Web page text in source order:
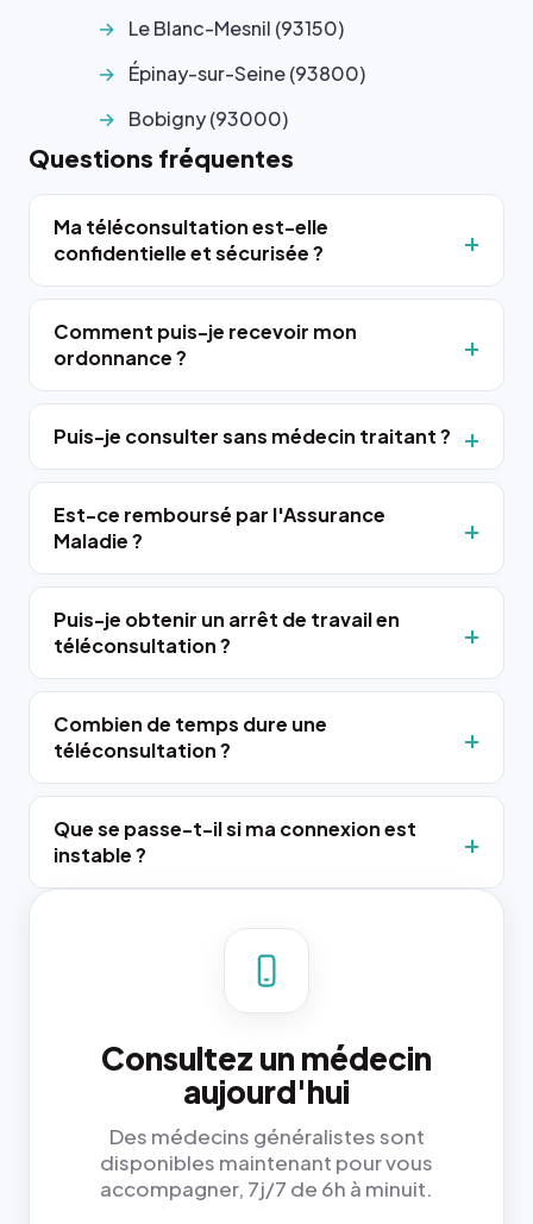
Le Blanc-Mesnil (93150)
Épinay-sur-Seine (93800)
Bobigny (93000)
Questions fréquentes
Ma téléconsultation est-elle
confidentielle et sécurisée ?
Comment puis-je recevoir mon
ordonnance ?
Puis-je consulter sans médecin traitant ?
Est-ce remboursé par l'Assurance
Maladie ?
Puis-je obtenir un arrêt de travail en
téléconsultation ?
Combien de temps dure une
téléconsultation ?
Que se passe-t-il si ma connexion est
instable ?
Consultez un médecin
aujourd'hui
Des médecins généralistes sont
disponibles maintenant pour vous
accompagner, 7j/7 de 6h à minuit.